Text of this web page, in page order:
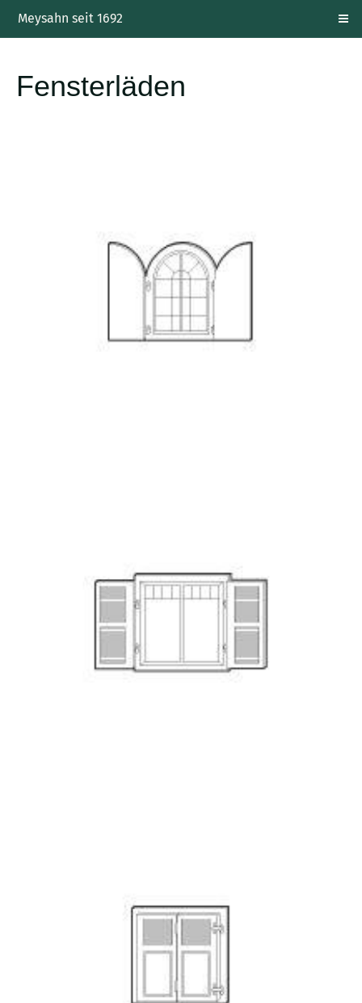
Meysahn seit 1692
Fensterläden